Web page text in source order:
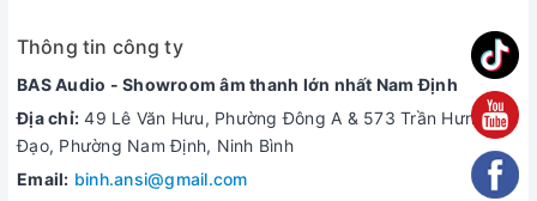
🔷 THÔNG SỐ KỸ THUẬT AIR MOUSE KEY KIWI V6
Thông tin công ty
BAS Audio - Showroom âm thanh lớn nhất Nam Định
Địa chỉ: 49 Lê Văn Hưu, Phường Đông A & 573 Trần Hưng
Đạo, Phường Nam Định, Ninh Bình
Email: binh.ansi@gmail.com